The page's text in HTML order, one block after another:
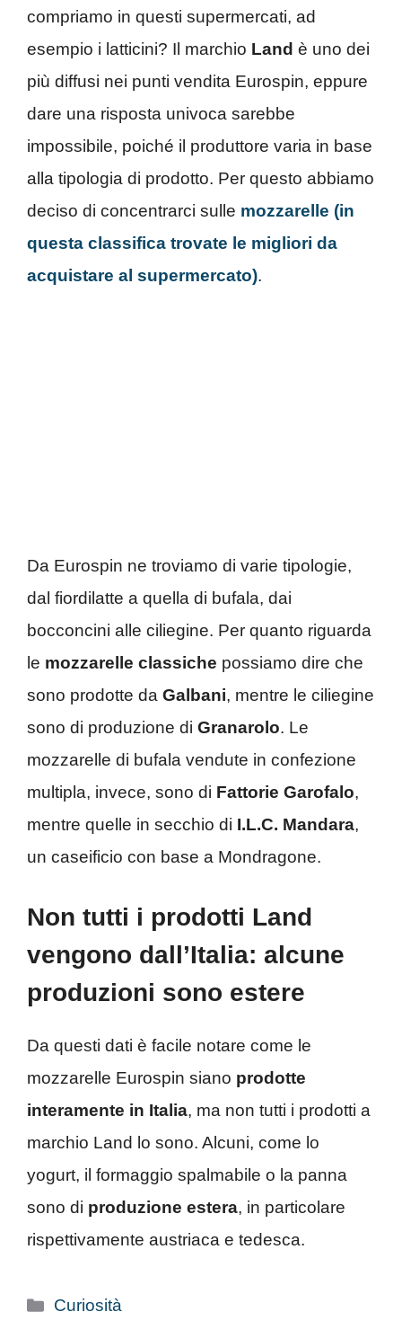
compriamo in questi supermercati, ad
esempio i latticini? Il marchio Land è uno dei
più diffusi nei punti vendita Eurospin, eppure
dare una risposta univoca sarebbe
impossibile, poiché il produttore varia in base
alla tipologia di prodotto. Per questo abbiamo
deciso di concentrarci sulle mozzarelle (in
questa classifica trovate le migliori da
acquistare al supermercato).
Da Eurospin ne troviamo di varie tipologie,
dal fiordilatte a quella di bufala, dai
bocconcini alle ciliegine. Per quanto riguarda
le mozzarelle classiche possiamo dire che
sono prodotte da Galbani, mentre le ciliegine
sono di produzione di Granarolo. Le
mozzarelle di bufala vendute in confezione
multipla, invece, sono di Fattorie Garofalo,
mentre quelle in secchio di I.L.C. Mandara,
un caseificio con base a Mondragone.
Non tutti i prodotti Land
vengono dall’Italia: alcune
produzioni sono estere
Da questi dati è facile notare come le
mozzarelle Eurospin siano prodotte
interamente in Italia, ma non tutti i prodotti a
marchio Land lo sono. Alcuni, come lo
yogurt, il formaggio spalmabile o la panna
sono di produzione estera, in particolare
rispettivamente austriaca e tedesca.
Categorie
Curiosità